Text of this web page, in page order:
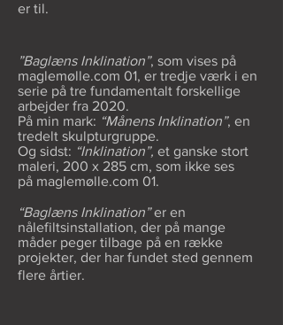
er til.
”Baglæns Inklination”, som vises på
maglemølle.com 01, er tredje værk i en
serie på tre fundamentalt forskellige
arbejder fra 2020.
På min mark: “Månens Inklination”, en
tredelt skulpturgruppe.
Og sidst: “Inklination”, et ganske stort
maleri, 200 x 285 cm, som ikke ses
på maglemølle.com 01.
“Baglæns Inklination”er en
nålefiltsinstallation, der på mange
måder peger tilbage på en række
projekter, der har fundet sted gennem
flere årtier.